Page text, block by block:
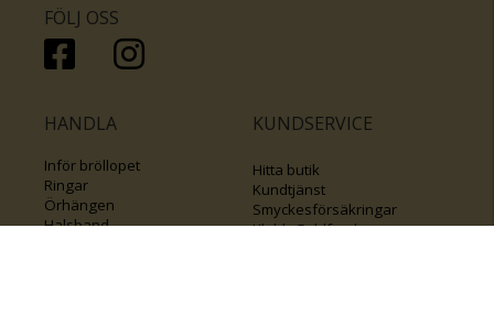
FÖLJ OSS
HANDLA
Inför bröllopet
Ringar
Örhängen
Halsband
KUNDSERVICE
Hitta butik
Kundtjänst
Smyckesförsäkringar
Klubb Guldfynd